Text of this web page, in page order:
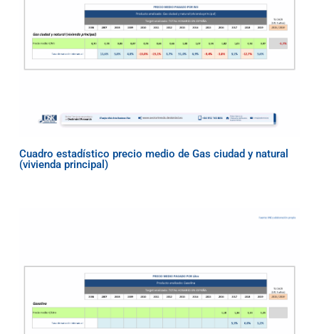
Cuadro estadístico precio medio de Gas ciudad y natural
(vivienda principal)